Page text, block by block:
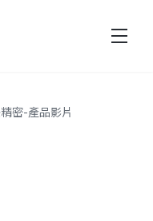
密-產品影片